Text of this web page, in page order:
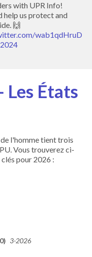
with UPR Info!
help us protect and
🙌
wab1qdHruD
Les États
de l'homme tient trois
Vous trouverez ci-
pour 2026 :
3-2026